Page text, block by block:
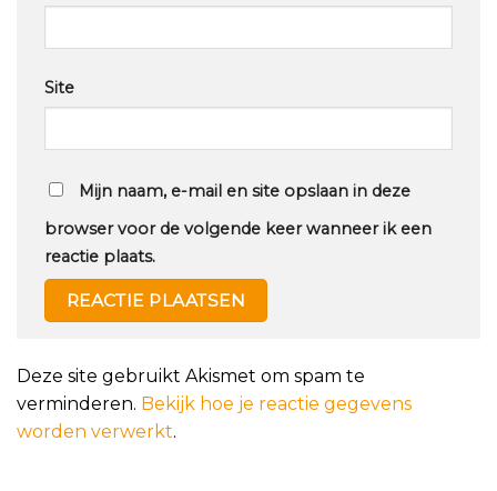
Site
Mijn naam, e-mail en site opslaan in deze
browser voor de volgende keer wanneer ik een
reactie plaats.
Deze site gebruikt Akismet om spam te
verminderen. Bekijk hoe je reactie gegevens
worden verwerkt.